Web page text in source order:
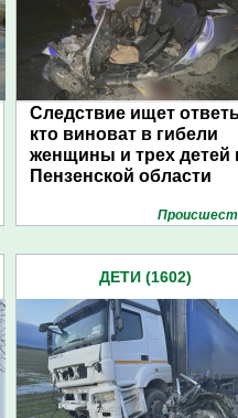
Следствие ищет
кто виноват в гибели
женщины и трех детей
Пензенской области
ДЕТИ (1602)